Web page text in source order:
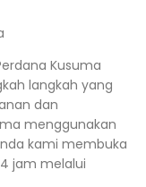
Kusuma
langkah yang
dan
menggunakan
kami membuka
jam melalui